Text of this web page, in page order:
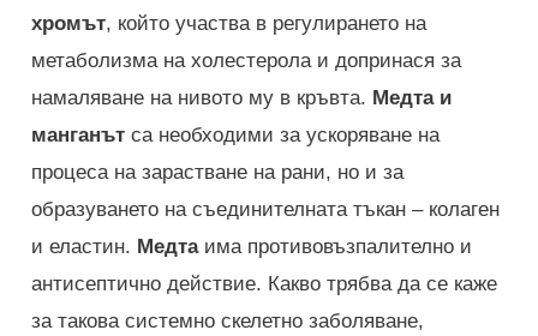
хромът, който участва в регулирането на
метаболизма на холестерола и допринася за
намаляване на нивото му в кръвта. Медта и
манганът са необходими за ускоряване на
процеса на зарастване на рани, но и за
образуването на съединителната тъкан – колаген
и еластин. Медтаима противовъзпалително и
антисептично действие. Какво трябва да се каже
за такова системно скелетно заболяване,